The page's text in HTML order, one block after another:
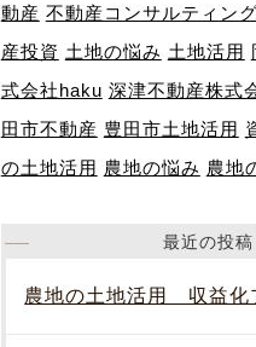
動産 不動産コンサルティング
産投資 土地の悩み 土地活用
式会社haku 深津不動産株式
田市不動産 豊田市土地活用
の土地活用 農地の悩み 農地
最近の投稿